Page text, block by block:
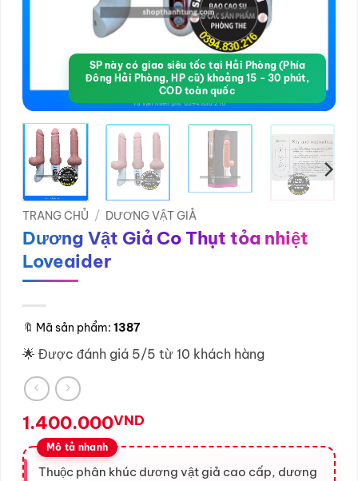
SP này có giao siêu tốc tại Hải Phòng (Phía
Đông Hải Phòng, HP cũ) khoảng 15 - 30 phút,
COD toàn quốc
TRANG CHỦ / DƯƠNG VẬT GIẢ
Dương Vật Giả Co Thụt tỏa nhiệt
Loveaider
🔖 Mã sản phẩm: 1387
🌟 Được đánh giá 5/5 từ 10 khách hàng
1.400.000VND
Thuộc phân khúc dương vật giả cao cấp, dương